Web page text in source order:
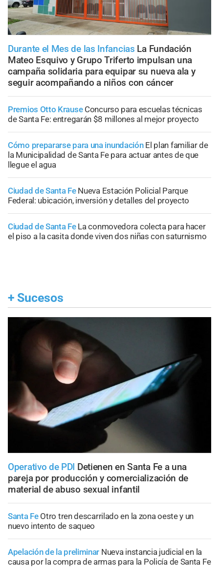
Durante el Mes de las Infancias La Fundación
Mateo Esquivo y Grupo Triferto impulsan una
campaña solidaria para equipar su nueva ala y
seguir acompañando a niños con cáncer
Premios Otto Krause Concurso para escuelas técnicas
de Santa Fe: entregarán $8 millones al mejor proyecto
Cómo prepararse para una inundación El plan familiar de
la Municipalidad de Santa Fe para actuar antes de que
llegue el agua
Ciudad de Santa Fe Nueva Estación Policial Parque
Federal: ubicación, inversión y detalles del proyecto
Ciudad de Santa Fe La conmovedora colecta para hacer
el piso a la casita donde viven dos niñas con saturnismo
+ Sucesos
Operativo de PDI Detienen en Santa Fe a una
pareja por producción y comercialización de
material de abuso sexual infantil
Santa Fe Otro tren descarrilado en la zona oeste y un
nuevo intento de saqueo
Apelación de la preliminar Nueva instancia judicial en la
causa por la compra de armas para la Policía de Santa Fe